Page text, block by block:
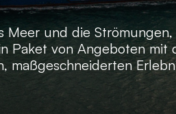
und die
Paket von Angeboten
maßgeschneiderten